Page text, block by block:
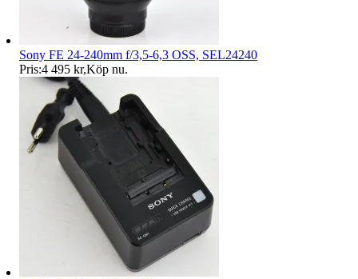
Sony FE 24-240mm f/3,5-6,3 OSS, SEL24240
Pris:4 495 kr,Köp nu.